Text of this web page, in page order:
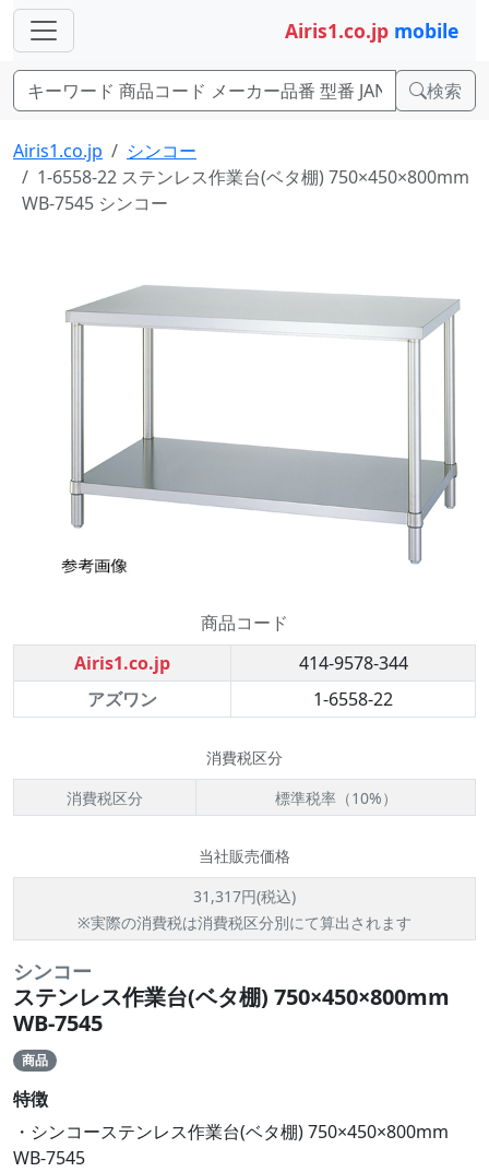
Airis1.co.jp mobile
検索
Airis1.co.jp
シンコー
1-6558-22 ステンレス作業台(ベタ棚) 750×450×800mm
WB-7545 シンコー
商品コード
Airis1.co.jp
414-9578-344
アズワン
1-6558-22
消費税区分
消費税区分
標準税率（10%）
当社販売価格
31,317円(税込)
※実際の消費税は消費税区分別にて算出されます
シンコー
ステンレス作業台(ベタ棚) 750×450×800mm
WB-7545
商品
特徴
・シンコーステンレス作業台(ベタ棚) 750×450×800mm
WB-7545